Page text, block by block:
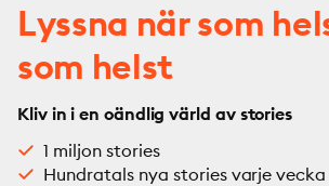
Lyssna när som
som helst
Kliv in i en oändlig värld av stories
1 miljon stories
Hundratals nya stories varje vecka